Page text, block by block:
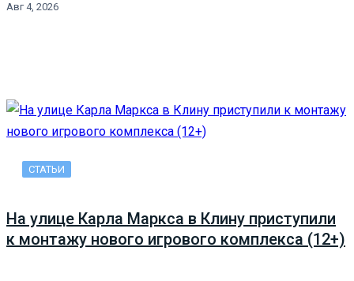
Авг 4, 2026
СТАТЬИ
На улице Карла Маркса в Клину приступили
к монтажу нового игрового комплекса (12+)